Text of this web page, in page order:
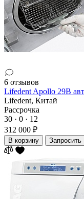
6 отзывов
Lifedent Apollo 29B
Lifedent, Китай
Рассрочка
30 · 0 · 12
312 000 ₽
В корзину Запросить